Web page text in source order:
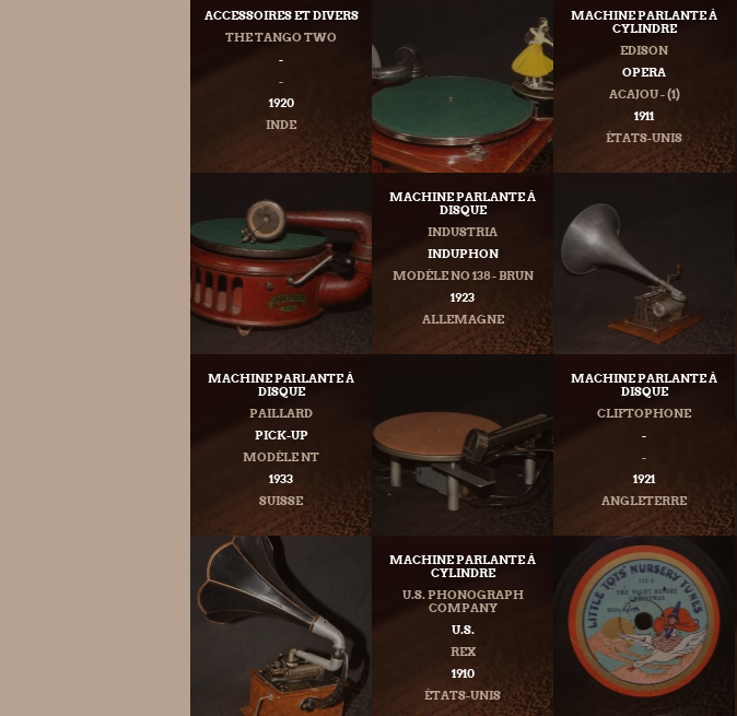
ACCESSOIRES ET DIVERS
THE TANGO TWO
-
-
1920
INDE
MACHINE PARLANTE À
CYLINDRE
EDISON
OPERA
ACAJOU - (1)
1911
ÉTATS-UNIS
MACHINE PARLANTE À
DISQUE
INDUSTRIA
INDUPHON
MODÈLE NO 138 - BRUN
1923
ALLEMAGNE
MACHINE PARLANTE À
DISQUE
PAILLARD
PICK-UP
MODÈLE NT
1933
SUISSE
MACHINE PARLANTE À
DISQUE
CLIFTOPHONE
-
-
1921
ANGLETERRE
MACHINE PARLANTE À
CYLINDRE
U.S. PHONOGRAPH
COMPANY
U.S.
REX
1910
ÉTATS-UNIS